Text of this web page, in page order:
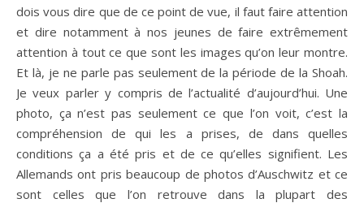
dois vous dire que de ce point de vue, il faut faire attention
et dire notamment à nos jeunes de faire extrêmement
attention à tout ce que sont les images qu’on leur montre.
Et là, je ne parle pas seulement de la période de la Shoah.
Je veux parler y compris de l’actualité d’aujourd’hui. Une
photo, ça n’est pas seulement ce que l’on voit, c’est la
compréhension de qui les a prises, de dans quelles
conditions ça a été pris et de ce qu’elles signifient. Les
Allemands ont pris beaucoup de photos d’Auschwitz et ce
sont celles que l’on retrouve dans la plupart des